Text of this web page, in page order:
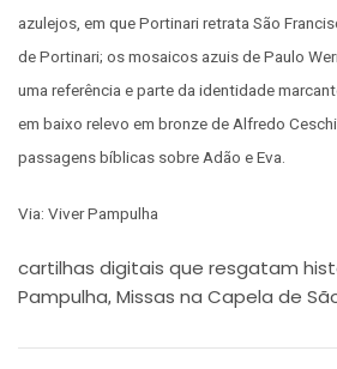
azulejos, em que Portinari retrata São
de Portinari; os mosaicos azuis de Paulo
uma referência e parte da identidade
em baixo relevo em bronze de Alfredo
passagens bíblicas sobre Adão e Eva.
Via: Viver Pampulha
cartilhas digitais que resgatam
Pampulha, Missas na Capela de